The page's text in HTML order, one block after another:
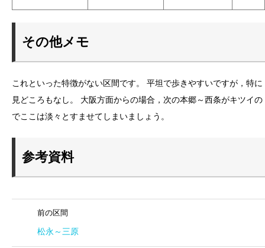
その他メモ
これといった特徴がない区間です。 平坦で歩きやすいですが，特に
見どころもなし。 大阪方面からの場合，次の本郷～西条がキツイの
でここは淡々とすませてしまいましょう。
参考資料
前の区間
松永～三原